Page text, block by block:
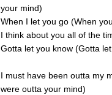
your mind)
When I let you go (When you
I think about you all of the
Gotta let you know (Gotta let
I must have been outta my
were outta your mind)